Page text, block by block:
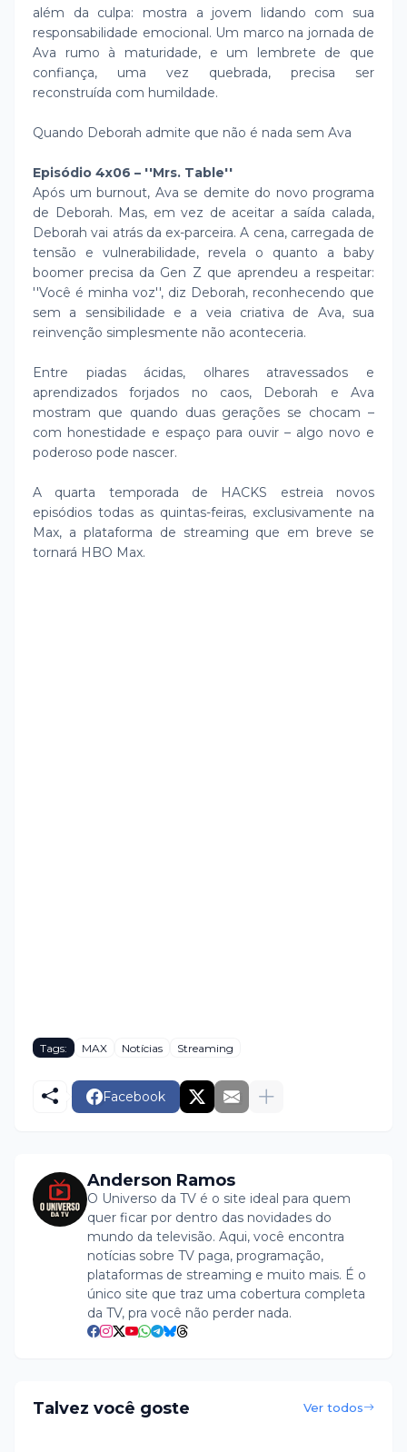
além da culpa: mostra a jovem lidando com sua
responsabilidade emocional. Um marco na jornada de
Ava rumo à maturidade, e um lembrete de que
confiança, uma vez quebrada, precisa ser
reconstruída com humildade.
Quando Deborah admite que não é nada sem Ava
Episódio 4x06 – ''Mrs. Table''
Após um burnout, Ava se demite do novo programa
de Deborah. Mas, em vez de aceitar a saída calada,
Deborah vai atrás da ex-parceira. A cena, carregada de
tensão e vulnerabilidade, revela o quanto a baby
boomer precisa da Gen Z que aprendeu a respeitar:
''Você é minha voz'', diz Deborah, reconhecendo que
sem a sensibilidade e a veia criativa de Ava, sua
reinvenção simplesmente não aconteceria.
Entre piadas ácidas, olhares atravessados e
aprendizados forjados no caos, Deborah e Ava
mostram que quando duas gerações se chocam –
com honestidade e espaço para ouvir – algo novo e
poderoso pode nascer.
A quarta temporada de HACKS estreia novos
episódios todas as quintas-feiras, exclusivamente na
Max, a plataforma de streaming que em breve se
tornará HBO Max.
Tags: MAX Notícias Streaming
Facebook
Anderson Ramos
O Universo da TV é o site ideal para quem
quer ficar por dentro das novidades do
mundo da televisão. Aqui, você encontra
notícias sobre TV paga, programação,
plataformas de streaming e muito mais. É o
único site que traz uma cobertura completa
da TV, pra você não perder nada.
Talvez você goste Ver todos